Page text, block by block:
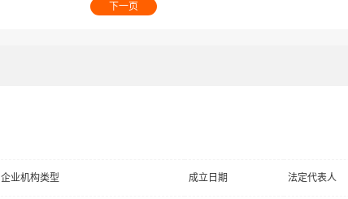
下一页
企业机构类型 成立日期 法定代表人